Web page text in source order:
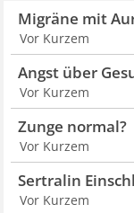
Migräne mit
Vor Kurzem
Angst über
Vor Kurzem
Zunge normal?
Vor Kurzem
Sertralin
Vor Kurzem